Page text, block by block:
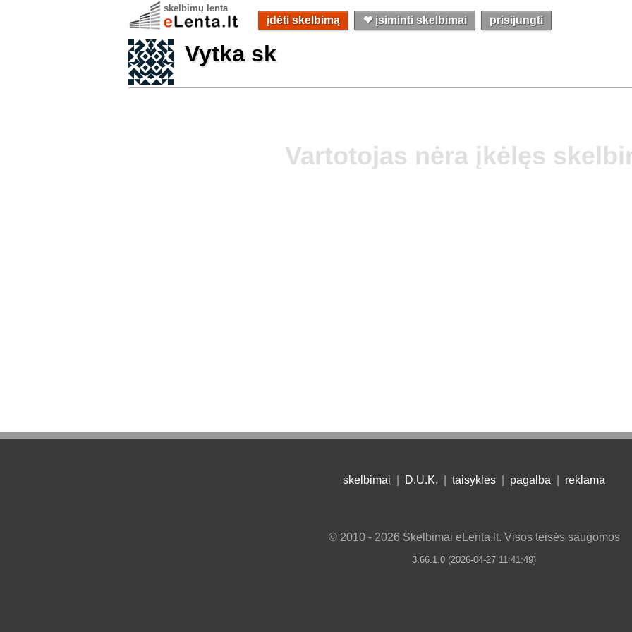
skelbimų lenta
įdėti skelbimą ❤︎ įsiminti skelbimai prisijungti
Vytka sk
Vartotojas nėra įkėlęs
skelbimai D.U.K. taisyklės pagalba reklama
© 2010 - 2026 Skelbimai eLenta.lt. Visos teisės saugomos
3.66.1.0 (2026-04-27 11:41:49)